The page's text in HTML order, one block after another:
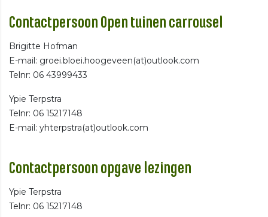
Contactpersoon Open tuinen carrousel
Brigitte Hofman
E-mail: groei.bloei.hoogeveen(at)outlook.com
Telnr: 06 43999433
Ypie Terpstra
Telnr: 06 15217148
E-mail: yhterpstra(at)outlook.com
Contactpersoon opgave lezingen
Ypie Terpstra
Telnr: 06 15217148